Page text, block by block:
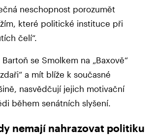
neschopnost porozumět
které politické instituce při
čelí“.
se Smolkem na „Baxově“
a mít blíže k současné
nasvědčují jejich motivační
během senátních slyšení.
nemají nahrazovat politiku